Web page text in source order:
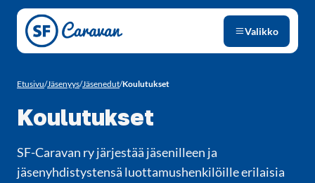
Siirry sivun sisältöön
Valikko
Etusivu/Jäsenyys/Jäsenedut/Koulutukset
Koulutukset
SF-Caravan ry järjestää jäsenilleen ja
jäsenyhdistystensä luottamushenkilöille erilaisia